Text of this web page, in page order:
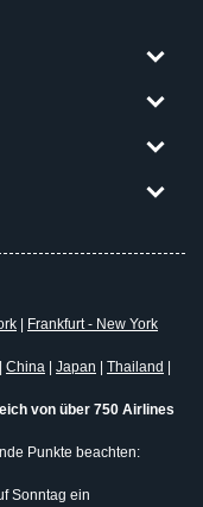
Frankfurt - New York
China Japan Thailand
von über 750 Airlines
Punkte beachten:
Sonntag ein